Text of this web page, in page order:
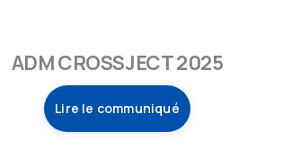
ADM CROSSJECT 2025
Lire le communiqué